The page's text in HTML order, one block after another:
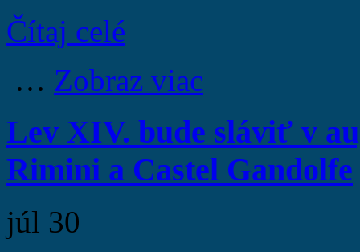
Čítaj celé
… Zobraz viac
Lev XIV. bude sláviť v
Rimini a Castel Gandolfe
júl 30